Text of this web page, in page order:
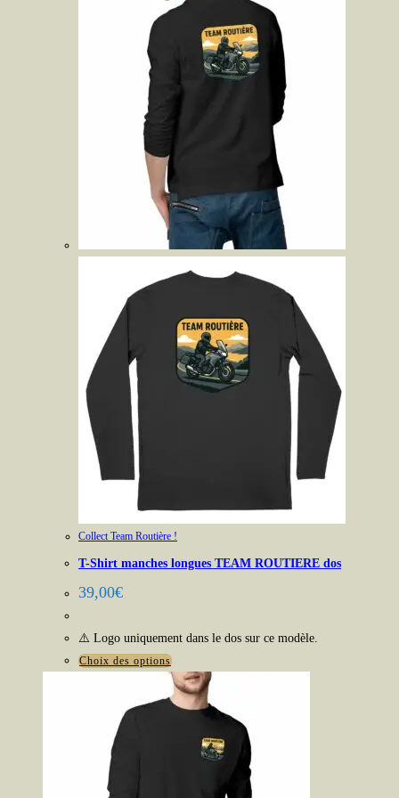
Collect Team Routière !
T-Shirt manches longues TEAM ROUTIERE dos
39,00€
⚠️ Logo uniquement dans le dos sur ce modèle.
Choix des optionsCe
produit
a
variations.